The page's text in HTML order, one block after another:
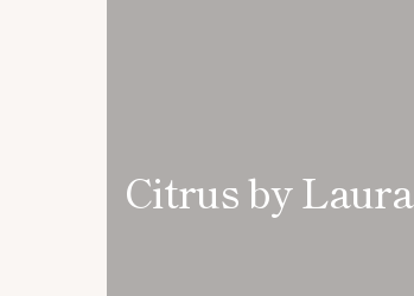
Citrus by Laura